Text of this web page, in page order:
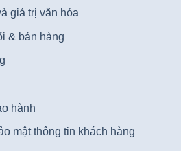
giá trị văn hóa
& bán hàng
hành
mật thông tin khách hàng